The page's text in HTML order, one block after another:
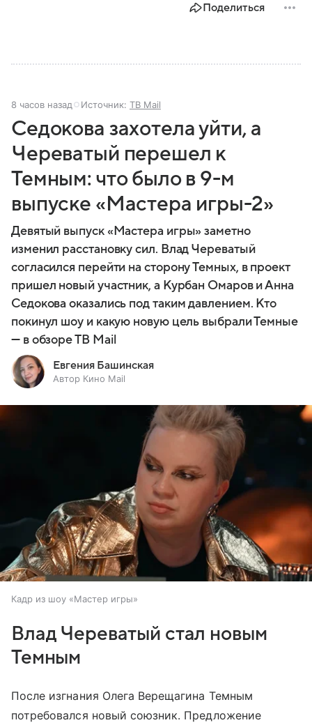
Поделиться
8 часов назад Источник: ТВ Mail
Седокова захотела уйти, а
Череватый перешел к
Темным: что было в 9-м
выпуске «Мастера игры-2»
Девятый выпуск «Мастера игры» заметно
изменил расстановку сил. Влад Череватый
согласился перейти на сторону Темных, в проект
пришел новый участник, а Курбан Омаров и Анна
Седокова оказались под таким давлением. Кто
покинул шоу и какую новую цель выбрали Темные
— в обзоре ТВ Mail
Евгения Башинская
Автор Кино Mail
Кадр из шоу «Мастер игры»
Влад Череватый стал новым
Темным
После изгнания Олега Верещагина Темным
потребовался новый союзник. Предложение